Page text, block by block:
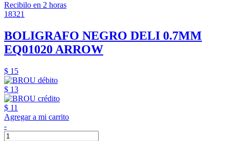
Recibilo en 2 horas
18321
BOLIGRAFO NEGRO DELI 0.7MM
EQ01020 ARROW
$ 15
$ 13
$ 11
Agregar a mi carrito
-